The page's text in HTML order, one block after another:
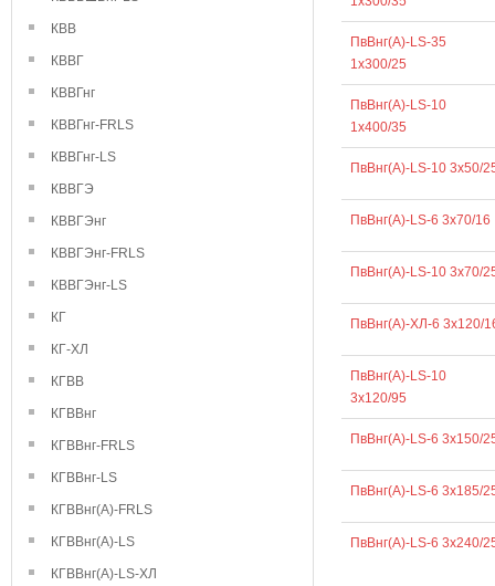
КВВ
КВВГ
КВВГнг
КВВГнг-FRLS
КВВГнг-LS
КВВГЭ
КВВГЭнг
КВВГЭнг-FRLS
КВВГЭнг-LS
КГ
КГ-ХЛ
КГВВ
КГВВнг
КГВВнг-FRLS
КГВВнг-LS
КГВВнг(А)-FRLS
КГВВнг(А)-LS
КГВВнг(А)-LS-ХЛ
ПвВнг(А)-LS-35
1х300/25
ПвВнг(А)-LS-10
1х400/35
ПвВнг(А)-LS-10 3х50/
ПвВнг(А)-LS-6 3х70/16
ПвВнг(А)-LS-10 3х70/
ПвВнг(А)-ХЛ-6 3х120/
ПвВнг(А)-LS-10
3х120/95
ПвВнг(А)-LS-6 3х150/
ПвВнг(А)-LS-6 3х185/
ПвВнг(А)-LS-6 3х240/